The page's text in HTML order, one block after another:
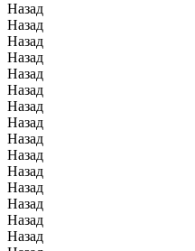
Назад
Назад
Назад
Назад
Назад
Назад
Назад
Назад
Назад
Назад
Назад
Назад
Назад
Назад
Назад